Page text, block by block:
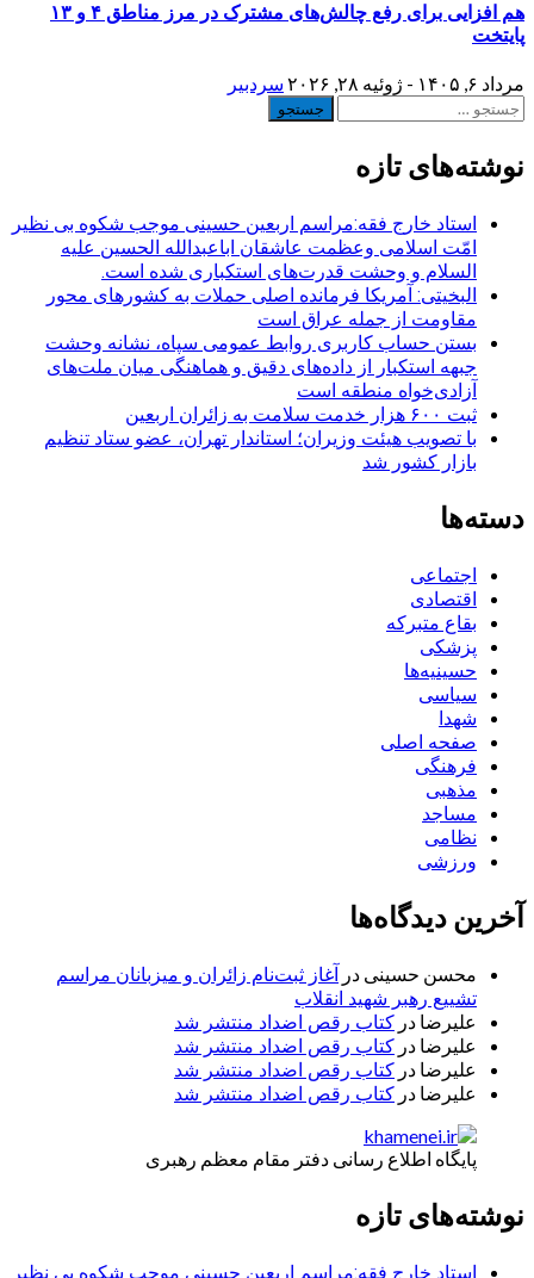
هم افزایی برای رفع چالش‌های مشترک در مرز مناطق ۴ و ۱۳
پایتخت
مرداد ۶, ۱۴۰۵ - ژوئیه ۲۸, ۲۰۲۶
سردبیر
جستجو
نوشته‌های تازه
استاد خارج فقه:مراسم اربعین حسینی موجب شکوه بی نظیر
امّت اسلامی وعظمت عاشقان اباعبدالله الحسین علیه
السلام و وحشت قدرت‌های استکباری شده است.
البخیتی: آمریکا فرمانده اصلی حملات به کشورهای محور
مقاومت از جمله عراق است
بستن حساب کاربری روابط عمومی سپاه، نشانه‌ وحشت
جبهه استکبار از داده‌های دقیق و هماهنگی میان ملت‌های
آزادی‌خواه منطقه است
ثبت ۶۰۰ هزار خدمت سلامت به زائران اربعین
با تصویب هیئت وزیران؛ استاندار تهران، عضو ستاد تنظیم
بازار کشور شد
دسته‌ها
اجتماعی
اقتصادی
بقاع متبرکه
پزشکی
حسینیه‌ها
سیاسی
شهدا
صفحه اصلی
فرهنگی
مذهبی
مساجد
نظامی
ورزشی
آخرین دیدگاه‌ها
محسن حسینی در آغاز ثبت‌نام زائران و میزبانان مراسم
تشییع رهبر شهید انقلاب
علیرضا در کتاب رقص اضداد منتشر شد
علیرضا در کتاب رقص اضداد منتشر شد
علیرضا در کتاب رقص اضداد منتشر شد
علیرضا در کتاب رقص اضداد منتشر شد
پایگاه اطلاع رسانی دفتر مقام معظم رهبری
نوشته‌های تازه
استاد خارج فقه:مراسم اربعین حسینی موجب شکوه بی نظیر